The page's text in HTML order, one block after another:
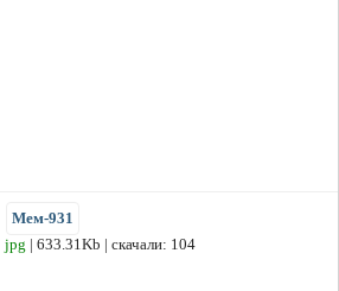
Мем-931
jpg | 633.31Kb | скачали: 104